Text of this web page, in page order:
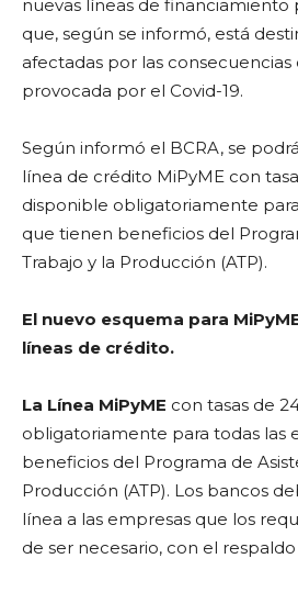
nuevas líneas de financiamiento
que, según se informó, está
afectadas por las
provocada por el Covid-19.
Según informó el BCRA, se
línea de crédito MiPyME con
disponible obligatoriamente
que tienen beneficios del
Trabajo y la Producción (ATP).
El nuevo esquema para
líneas de crédito.
La Línea MiPyME con tasas de
obligatoriamente para todas las
beneficios del Programa de
Producción (ATP). Los bancos
línea a las empresas que los
de ser necesario, con el respaldo